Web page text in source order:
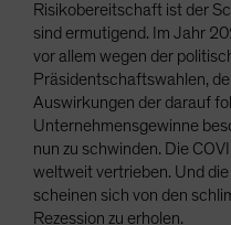
Risikobereitschaft ist der
sind ermutigend. Im Jahr
vor allem wegen der
Präsidentschaftswahlen,
Auswirkungen der darauf
Unternehmensgewinne
nun zu schwinden. Die
weltweit vertrieben. Und
scheinen sich von den
Rezession zu erholen.